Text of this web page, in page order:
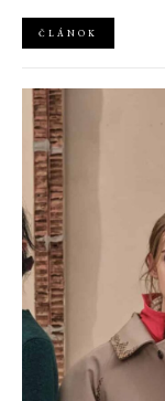
trendy a vytvárať
prostredím a
ČLÁNOK